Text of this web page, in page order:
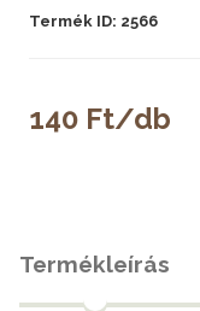
Termék ID: 2566
140 Ft/db
Termékleírás